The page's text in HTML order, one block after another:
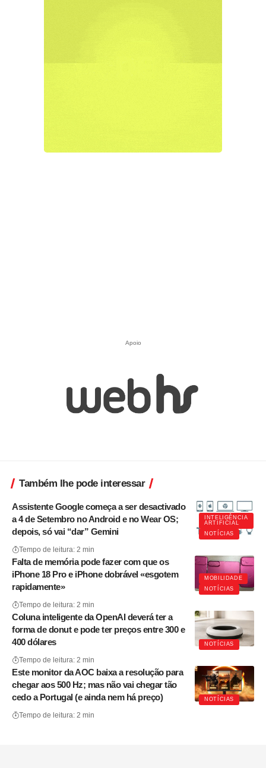
Apoio
Também lhe pode interessar
INTELIGÊNCIA
ARTIFICIAL
NOTÍCIAS
Assistente Google começa a ser desactivado
a 4 de Setembro no Android e no Wear OS;
depois, só vai “dar” Gemini
Tempo de leitura: 2 min
MOBILIDADE
NOTÍCIAS
Falta de memória pode fazer com que os
iPhone 18 Pro e iPhone dobrável «esgotem
rapidamente»
Tempo de leitura: 2 min
NOTÍCIAS
Coluna inteligente da OpenAI deverá ter a
forma de donut e pode ter preços entre 300 e
400 dólares
Tempo de leitura: 2 min
NOTÍCIAS
Este monitor da AOC baixa a resolução para
chegar aos 500 Hz; mas não vai chegar tão
cedo a Portugal (e ainda nem há preço)
Tempo de leitura: 2 min